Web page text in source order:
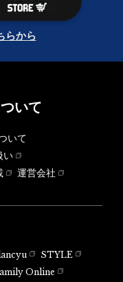
らから
いて
いて
い
運営会社
STYLE
Online